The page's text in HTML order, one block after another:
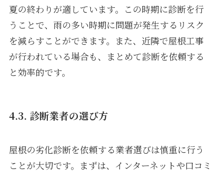
夏の終わりが適しています。この時期に診断を行
うことで、雨の多い時期に問題が発生するリスク
を減らすことができます。また、近隣で屋根工事
が行われている場合も、まとめて診断を依頼する
と効率的です。
4.3. 診断業者の選び方
屋根の劣化診断を依頼する業者選びは慎重に行う
ことが大切です。まずは、インターネットや口コミ